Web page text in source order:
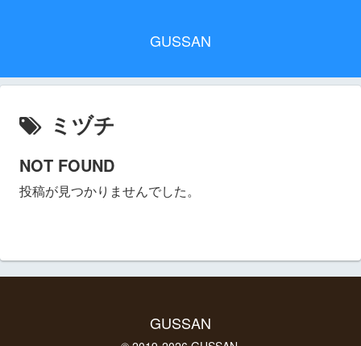
GUSSAN
ミヅチ
NOT FOUND
投稿が見つかりませんでした。
GUSSAN